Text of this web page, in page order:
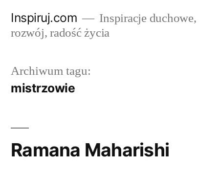
Inspiruj.com
Inspiracje duchowe,
rozwój, radość życia
Archiwum tagu:
mistrzowie
Ramana Maharishi